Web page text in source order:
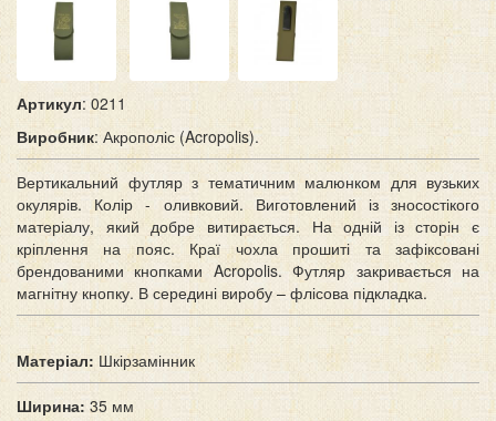
Артикул: 0211
Виробник: Акрополіс (Acropolis).
Вертикальний футляр з тематичним малюнком для вузьких
окулярів. Колір - оливковий. Виготовлений із зносостікого
матеріалу, який добре витирається. На одній із сторін є
кріплення на пояс. Краї чохла прошиті та зафіксовані
брендованими кнопками Acropolis. Футляр закривається на
магнітну кнопку. В середині виробу – флісова підкладка.
Матеріал: Шкірзамінник
Ширина: 35 мм